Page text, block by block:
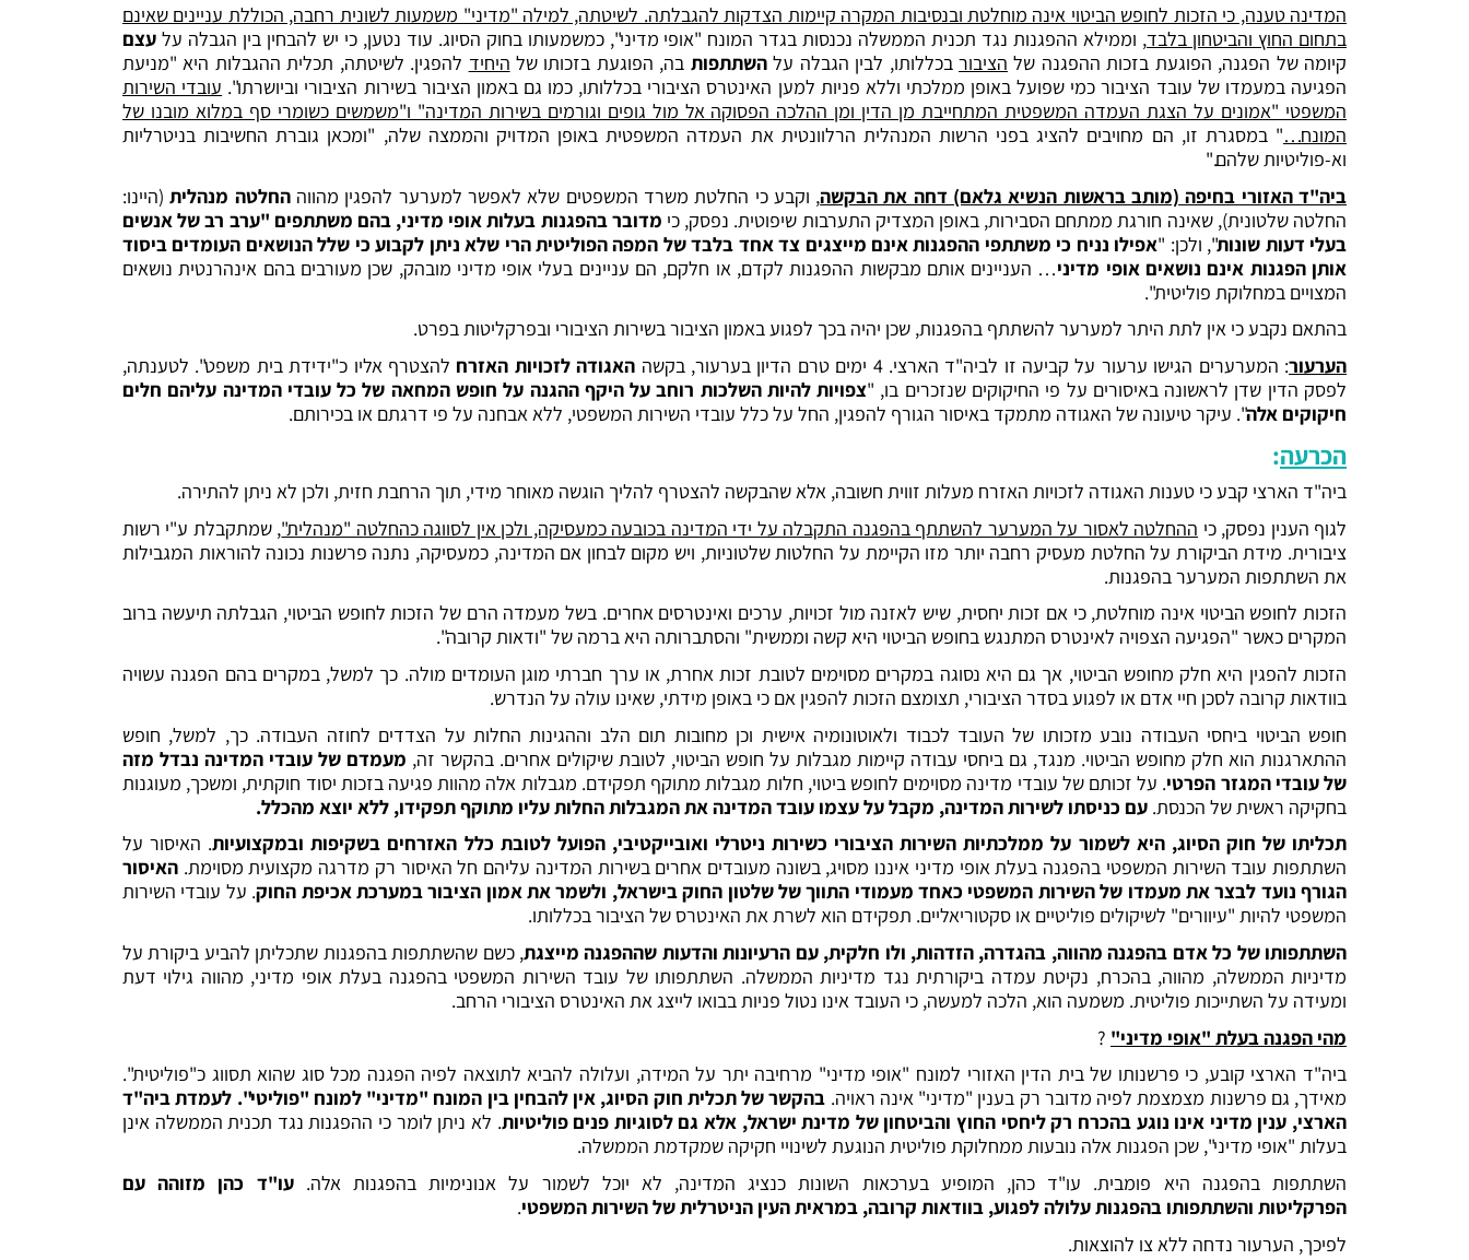
המדינה טענה, כי הזכות לחופש הביטוי אינה מוחלטת ובנסיבות המקרה קיימות הצדקות להגבלתה. לשיטתה, למילה "מדיני" משמעות לשונית רחבה, הכוללת עניינים שאינם
בתחום החוץ והביטחון בלבד, וממילא ההפגנות נגד תכנית הממשלה נכנסות בגדר המונח "אופי מדיני", כמשמעותו בחוק הסיוג. עוד נטען, כי יש להבחין בין הגבלה על עצם
קיומה של הפגנה, הפוגעת בזכות ההפגנה של הציבור בכללותו, לבין הגבלה עלהשתתפות בה, הפוגעת בזכותו של היחיד להפגין. לשיטתה, תכלית ההגבלות היא "מניעת
הפגיעה במעמדו של עובד הציבור כמי שפועל באופן ממלכתי וללא פניות למען האינטרס הציבורי בכללותו, כמו גם באמון הציבור בשירות הציבורי וביושרתו". עובדי השירות
המשפטי "אמונים על הצגת העמדה המשפטית המתחייבת מן הדין ומן ההלכה הפסוקה אל מול גופים וגורמים בשירות המדינה" ו"משמשים כשומרי סף במלוא מובנו של
המונח…" במסגרת זו, הם מחויבים להציג בפני הרשות המנהלית הרלוונטית את העמדה המשפטית באופן המדויק והממצה שלה, "ומכאן גוברת החשיבות בניטרליות
וא-פוליטיות שלהם."
ביה"ד האזורי בחיפה (מותב בראשות הנשיא גלאם) דחה את הבקשה, וקבע כי החלטת משרד המשפטים שלא לאפשר למערער להפגין מהווההחלטה מנהלית(היינו:
החלטה שלטונית), שאינה חורגת ממתחם הסבירות, באופן המצדיק התערבות שיפוטית. נפסק, כי מדובר בהפגנות בעלות אופי מדיני, בהם משתתפים "ערב רב של אנשים
בעלי דעות שונות", ולכן: "אפילו נניח כי משתתפי ההפגנות אינם מייצגים צד אחד בלבד של המפה הפוליטית הרי שלא ניתן לקבוע כי שלל הנושאים העומדים ביסוד
אותן הפגנות אינם נושאים אופי מדיני… העניינים אותם מבקשות ההפגנות לקדם, או חלקם, הם עניינים בעלי אופי מדיני מובהק, שכן מעורבים בהם אינהרנטית נושאים
המצויים במחלוקת פוליטית".
בהתאם נקבע כי אין לתת היתר למערער להשתתף בהפגנות, שכן יהיה בכך לפגוע באמון הציבור בשירות הציבורי ובפרקליטות בפרט.
הערעור: המערערים הגישו ערעור על קביעה זו לביה"ד הארצי. 4 ימים טרם הדיון בערעור, בקשה האגודה לזכויות האזרח להצטרף אליו כ"ידידת בית משפט". לטענתה,
לפסק הדין שדן לראשונה באיסורים על פי החיקוקים שנזכרים בו, "צפויות להיות השלכות רוחב על היקף ההגנה על חופש המחאה של כל עובדי המדינה עליהם חלים
חיקוקים אלה". עיקר טיעונה של האגודה מתמקד באיסור הגורף להפגין, החל על כלל עובדי השירות המשפטי, ללא אבחנה על פי דרגתם או בכירותם.
הכרעה:
ביה"ד הארצי קבע כי טענות האגודה לזכויות האזרח מעלות זווית חשובה, אלא שהבקשה להצטרף להליך הוגשה מאוחר מידי, תוך הרחבת חזית, ולכן לא ניתן להתירה.
לגוף הענין נפסק, כי ההחלטה לאסור על המערער להשתתף בהפגנה התקבלה על ידי המדינה בכובעה כמעסיקה, ולכן אין לסווגה כהחלטה "מנהלית", שמתקבלת ע"י רשות
ציבורית. מידת הביקורת על החלטת מעסיק רחבה יותר מזו הקיימת על החלטות שלטוניות, ויש מקום לבחון אם המדינה, כמעסיקה, נתנה פרשנות נכונה להוראות המגבילות
את השתתפות המערער בהפגנות.
הזכות לחופש הביטוי אינה מוחלטת, כי אם זכות יחסית, שיש לאזנה מול זכויות, ערכים ואינטרסים אחרים. בשל מעמדה הרם של הזכות לחופש הביטוי, הגבלתה תיעשה ברוב
המקרים כאשר "הפגיעה הצפויה לאינטרס המתנגש בחופש הביטוי היא קשה וממשית" והסתברותה היא ברמה של "ודאות קרובה".
הזכות להפגין היא חלק מחופש הביטוי, אך גם היא נסוגה במקרים מסוימים לטובת זכות אחרת, או ערך חברתי מוגן העומדים מולה. כך למשל, במקרים בהם הפגנה עשויה
בוודאות קרובה לסכן חיי אדם או לפגוע בסדר הציבורי, תצומצם הזכות להפגין אם כי באופן מידתי, שאינו עולה על הנדרש.
חופש הביטוי ביחסי העבודה נובע מזכותו של העובד לכבוד ולאוטונומיה אישית וכן מחובות תום הלב וההגינות החלות על הצדדים לחוזה העבודה. כך, למשל, חופש
ההתארגנות הוא חלק מחופש הביטוי. מנגד, גם ביחסי עבודה קיימות מגבלות על חופש הביטוי, לטובת שיקולים אחרים. בהקשר זה, מעמדם של עובדי המדינה נבדל מזה
של עובדי המגזר הפרטי. על זכותם של עובדי מדינה מסוימים לחופש ביטוי, חלות מגבלות מתוקף תפקידם. מגבלות אלה מהוות פגיעה בזכות יסוד חוקתית, ומשכך, מעוגנות
בחקיקה ראשית של הכנסת. עם כניסתו לשירות המדינה, מקבל על עצמו עובד המדינה את המגבלות החלות עליו מתוקף תפקידו, ללא יוצא מהכלל.
תכליתו של חוק הסיוג, היא לשמור על ממלכתיות השירות הציבורי כשירות ניטרלי ואובייקטיבי, הפועל לטובת כלל האזרחים בשקיפות ובמקצועיות. האיסור על
השתתפות עובד השירות המשפטי בהפגנה בעלת אופי מדיני איננו מסויג, בשונה מעובדים אחרים בשירות המדינה עליהם חל האיסור רק מדרגה מקצועית מסוימת. האיסור
הגורף נועד לבצר את מעמדו של השירות המשפטי כאחד מעמודי התווך של שלטון החוק בישראל, ולשמר את אמון הציבור במערכת אכיפת החוק. על עובדי השירות
המשפטי להיות "עיוורים" לשיקולים פוליטיים או סקטוריאליים. תפקידם הוא לשרת את האינטרס של הציבור בכללותו.
השתתפותו של כל אדם בהפגנה מהווה, בהגדרה, הזדהות, ולו חלקית, עם הרעיונות והדעות שההפגנה מייצגת, כשם שהשתתפות בהפגנות שתכליתן להביע ביקורת על
מדיניות הממשלה, מהווה, בהכרח, נקיטת עמדה ביקורתית נגד מדיניות הממשלה. השתתפותו של עובד השירות המשפטי בהפגנה בעלת אופי מדיני, מהווה גילוי דעת
ומעידה על השתייכות פוליטית. משמעה הוא, הלכה למעשה, כי העובד אינו נטול פניות בבואו לייצג את האינטרס הציבורי הרחב.
מהי הפגנה בעלת "אופי מדיני" ?
ביה"ד הארצי קובע, כי פרשנותו של בית הדין האזורי למונח "אופי מדיני" מרחיבה יתר על המידה, ועלולה להביא לתוצאה לפיה הפגנה מכל סוג שהוא תסווג כ"פוליטית".
מאידך, גם פרשנות מצמצמת לפיה מדובר רק בענין "מדיני" אינה ראויה. בהקשר של תכלית חוק הסיוג, אין להבחין בין המונח "מדיני" למונח "פוליטי". לעמדת ביה"ד
הארצי, ענין מדיני אינו נוגע בהכרח רק ליחסי החוץ והביטחון של מדינת ישראל, אלא גם לסוגיות פנים פוליטיות. לא ניתן לומר כי ההפגנות נגד תכנית הממשלה אינן
בעלות "אופי מדיני", שכן הפגנות אלה נובעות ממחלוקת פוליטית הנוגעת לשינויי חקיקה שמקדמת הממשלה.
השתתפות בהפגנה היא פומבית. עו"ד כהן, המופיע בערכאות השונות כנציג המדינה, לא יוכל לשמור על אנונימיות בהפגנות אלה.עו"ד כהן מזוהה עם
הפרקליטות והשתתפותו בהפגנות עלולה לפגוע, בוודאות קרובה, במראית העין הניטרלית של השירות המשפטי.
לפיכך, הערעור נדחה ללא צו להוצאות.